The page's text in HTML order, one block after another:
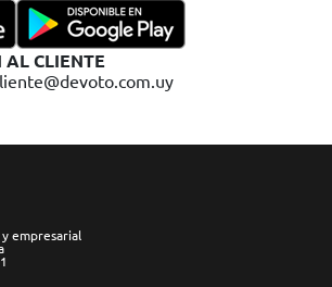
AL CLIENTE
empresarial